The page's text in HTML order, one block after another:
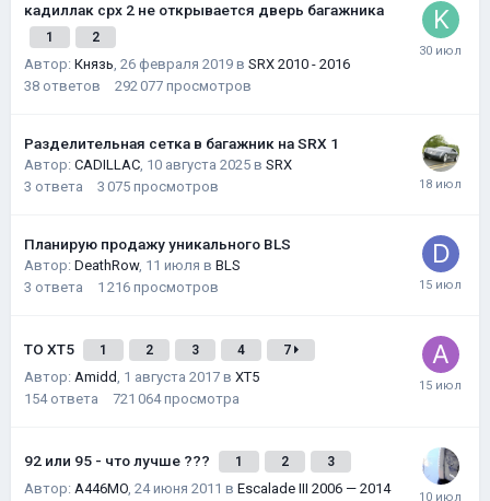
кадиллак срх 2 не открывается дверь багажника
1 2
Автор: Князь, 26 февраля 2019 в SRX 2010 - 2016
38 ответов 292 077 просмотров
Разделительная сетка в багажник на SRX 1
Автор: CADILLAC, 10 августа 2025 в SRX
3 ответа 3 075 просмотров
Планирую продажу уникального BLS
Автор: DeathRow, 11 июля в BLS
3 ответа 1 216 просмотров
ТО XT5 1 2 3 4 7
Автор: Amidd, 1 августа 2017 в XT5
154 ответа 721 064 просмотра
92 или 95 - что лучше ??? 1 2 3
Автор: A446MO, 24 июня 2011 в Escalade III 2006 — 2014